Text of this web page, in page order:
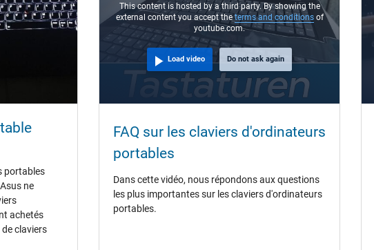
portables
ne
achetés
claviers
This content is hosted by a third party. By showing the
external content you accept theterms and conditionsof
youtube.com.
Load video Do not ask again
FAQ sur les claviers d'ordinateurs
portables
Dans cette vidéo, nous répondons aux questions
les plus importantes sur les claviers d'ordinateurs
portables.